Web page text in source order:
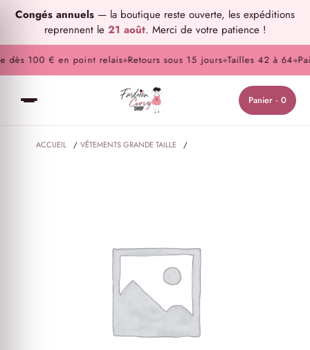
Congés annuels — la boutique reste ouverte, les expéditions
reprennent le 21 août. Merci de votre patience !
100 € en point relais◆Retours sous 15 jours◆Tailles 42 à 64◆
Panier · 0
ACCUEIL / VÊTEMENTS GRANDE TAILLE
/